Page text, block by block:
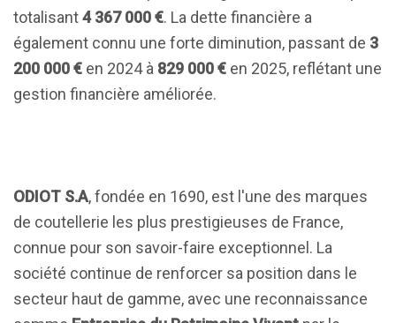
totalisant4 367 000 €. La dette financière a
également connu une forte diminution, passant de 3
200 000 € en 2024 à 829 000 € en 2025, reflétant une
gestion financière améliorée.
ODIOT S.A, fondée en 1690, est l'une des marques
de coutellerie les plus prestigieuses de France,
connue pour son savoir-faire exceptionnel. La
société continue de renforcer sa position dans le
secteur haut de gamme, avec une reconnaissance